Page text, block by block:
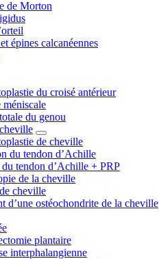
de Morton
épines calcanéennes
du croisé antérieur
du genou
de cheville
du tendon d’Achille
du tendon d’Achille + PRP
de la cheville
cheville
d’une ostéochondrite de la cheville
plantaire
interphalangienne